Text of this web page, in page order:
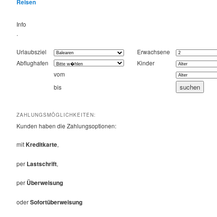
Reisen
Info
.
Urlaubsziel
Erwachsene
Abflughafen
Kinder
vom
bis
ZAHLUNGSMÖGLICHKEITEN:
Kunden haben die Zahlungsoptionen:
mitKreditkarte,
per Lastschrift,
per Überweisung
oderSofortüberweisung